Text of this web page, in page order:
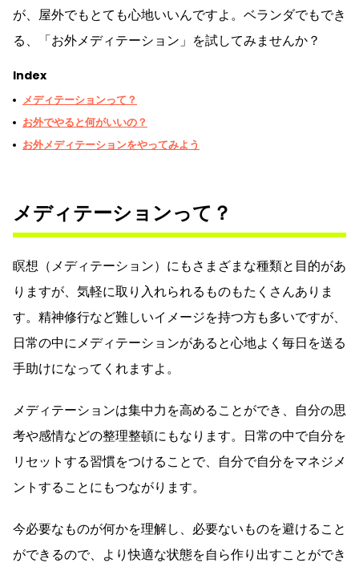
が、屋外でもとても心地いいんですよ。ベランダでもでき
る、「お外メディテーション」を試してみませんか？
Index
メディテーションって？
お外でやると何がいいの？
お外メディテーションをやってみよう
メディテーションって？
瞑想（メディテーション）にもさまざまな種類と目的があ
りますが、気軽に取り入れられるものもたくさんありま
す。精神修行など難しいイメージを持つ方も多いですが、
日常の中にメディテーションがあると心地よく毎日を送る
手助けになってくれますよ。
メディテーションは集中力を高めることができ、自分の思
考や感情などの整理整頓にもなります。日常の中で自分を
リセットする習慣をつけることで、自分で自分をマネジメ
ントすることにもつながります。
今必要なものが何かを理解し、必要ないものを避けること
ができるので、より快適な状態を自ら作り出すことができ